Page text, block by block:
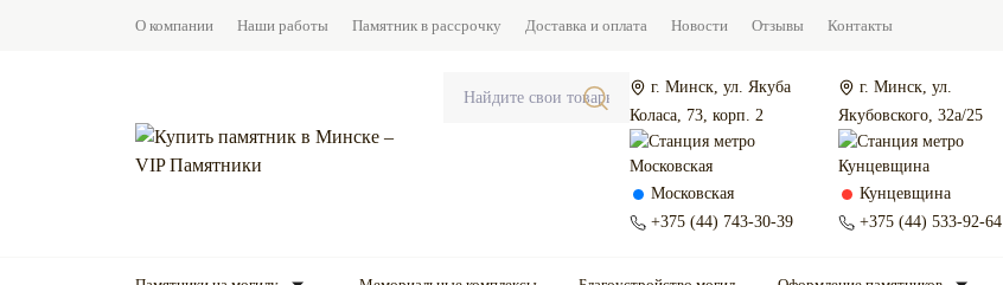
О компании Наши работы Памятник в рассрочку Доставка и оплата Новости Отзывы Контакты
г. Минск, ул. Якуба
Коласа, 73, корп. 2
Московская
+375 (44) 743-30-39
г. Минск, ул.
Якубовского, 32а/25
Кунцевщина
+375 (44) 533-92-64